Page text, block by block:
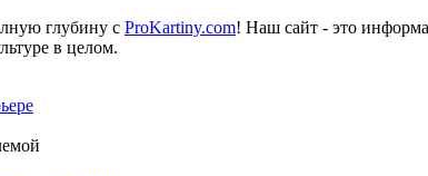
глубину с ProKartiny.com! Наш сайт - это
в целом.